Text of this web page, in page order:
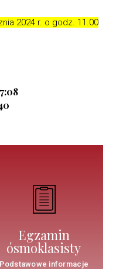
2024 r. o godz. 11.00
Egzamin
ósmoklasisty
Podstawowe informacje